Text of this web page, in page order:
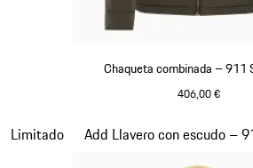
Chaqueta combinada – 911
406,00 €
Limitado Add Llavero con escudo –
Diapositiva 7 de 20